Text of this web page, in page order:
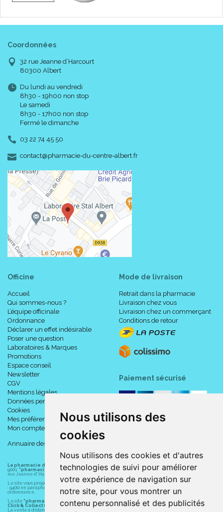
Nous utilisons des
cookies
Nous utilisons des cookies et d'autres
technologies de suivi pour améliorer
votre expérience de navigation sur
notre site, pour vous montrer un
contenu personnalisé et des publicités
Coordonnées
32 rue Jeanne d’Harcourt
80300 Albert
Du lundi au vendredi
8h30 - 19h00 non stop
Le samedi
8h30 - 17h00 non stop
Fermé le dimanche
03 22 74 45 50
contact-
@-
pharmacie-du-centre-albert.fr
Officine
Accueil
Qui sommes-nous ?
L’équipe officinale
Ordonnance
Déclarer un effet indésirable
Poser une question
Laboratoires & Marques
Promotions
Espace conseil
Newsletter
CGV
Mentions légales
Données personnelles
Cookies
Mes préférences Cookies
Mon compte
Annuaire des pharmacies
Mode de livraison
Retrait dans la pharmacie
Livraison chez vous
Livraison chez un commerçant
Conditions de retour
Paiement sécurisé
La pharmacie du centre à Albert (80300) est une pharmacie française certifiée ISO
9001. "pharmacie-du-centre-albert.fr "est le site internet de la pharmacie du centre
rue Jeanne d' Harcourt, 80300 Albert.
Le site vous propose un large choix de plus de 11000 références, au prix les plus bas possible
: 9400 en parapharmacie, animaux, orthopédie, matériel médical. 1700 en médicaments sans
ordonnance.
Le site "pharmacie-du-centre-albert.fr" vous propose les service suivants :
Click & Collect (retrait gratuit dans la pharmacie).
La vente à distance chez vous et/ou chez un commerçant sur la France (Andorre, Monaco et